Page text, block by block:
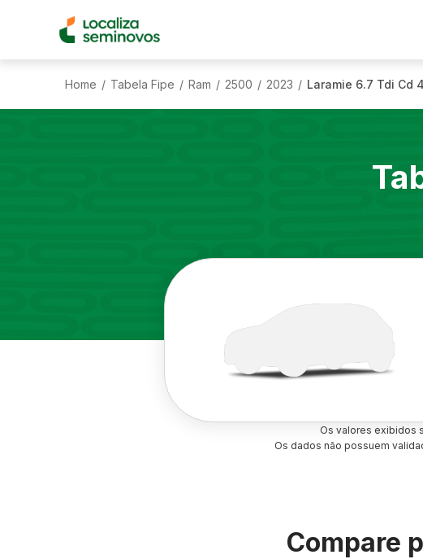
Home / Tabela Fipe / Ram / 2500 / 2023 / Laramie 6.7 Tdi Cd
Os valores exibidos
Os dados não possuem
Compare